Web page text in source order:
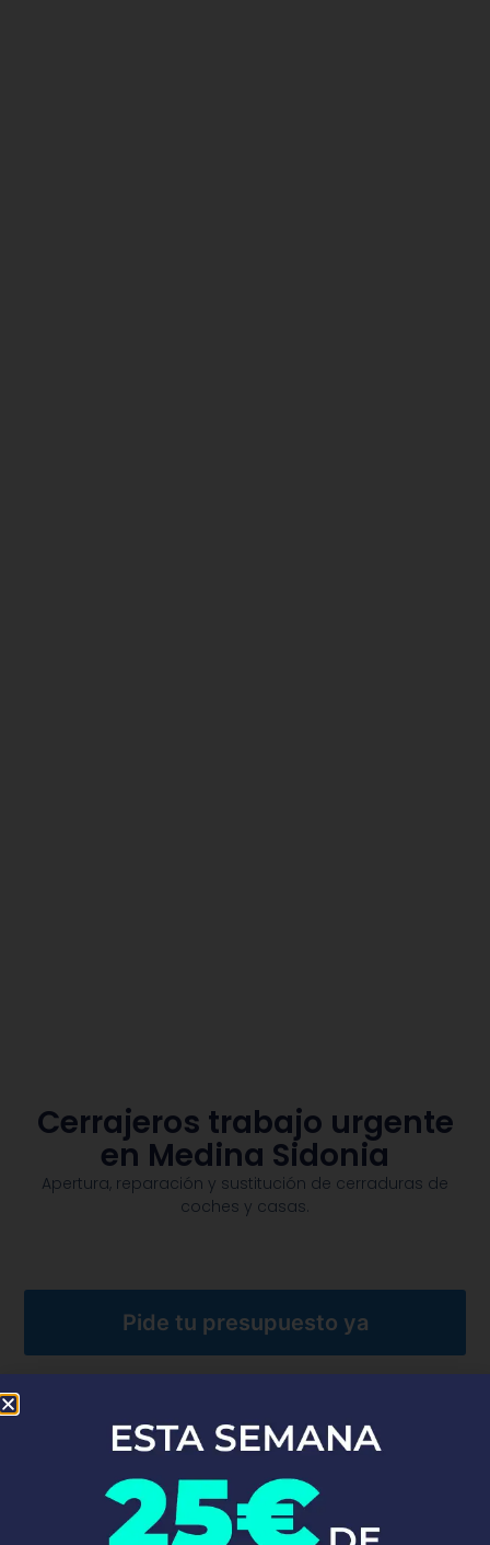
Cerrajeros trabajo urgente
en Medina Sidonia
Apertura, reparación y sustitución de cerraduras de
coches y casas.​
Pide tu presupuesto ya